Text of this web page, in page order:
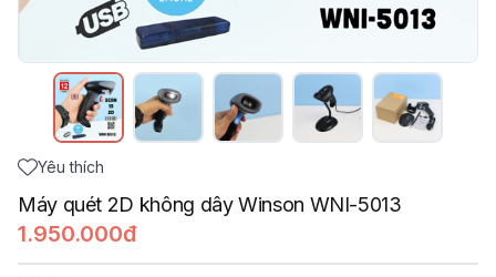
Yêu thích
Máy quét 2D không dây Winson WNI-5013
1.950.000đ